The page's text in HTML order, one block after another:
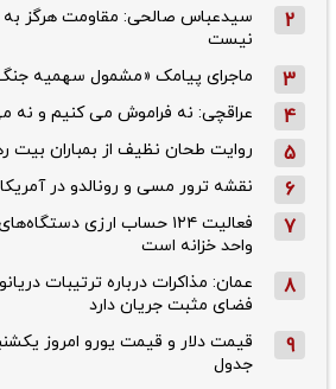
2
سیدعباس صالحی: مقاومت هرگز
نیست
3 ماجرای پیامک «مشمول سهمیه
4 عراقچی: نه فراموش می کنیم و نه
5 روایت طحان‌ نظیف از بمباران بیت رهبری
6 نقشه ترور مسی و رونالدو در
7
فعالیت ۱۲۴ حساب ارزی
واحد خزانه است
8
عمان: مذاکرات درباره ترتیبات
فضای مثبت جریان دارد
9
جدول